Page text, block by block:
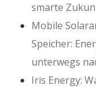
smarte
Mobile
Speicher:
unterwegs
Iris Energy: